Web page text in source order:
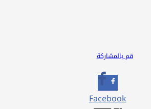
قم بالمشاركة
Facebook